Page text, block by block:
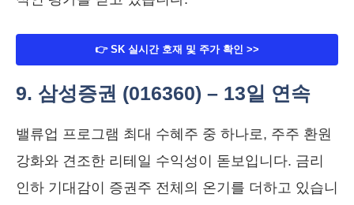
👉 SK 실시간 호재 및 주가 확인 >>
9. 삼성증권 (016360) – 13일 연속
밸류업 프로그램 최대 수혜주 중 하나로, 주주 환원
강화와 견조한 리테일 수익성이 돋보입니다. 금리
인하 기대감이 증권주 전체의 온기를 더하고 있습니